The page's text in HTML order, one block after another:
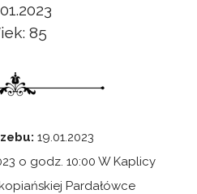
85
19.01.2023
o godz. 10:00 W Kaplicy
Pardałówce